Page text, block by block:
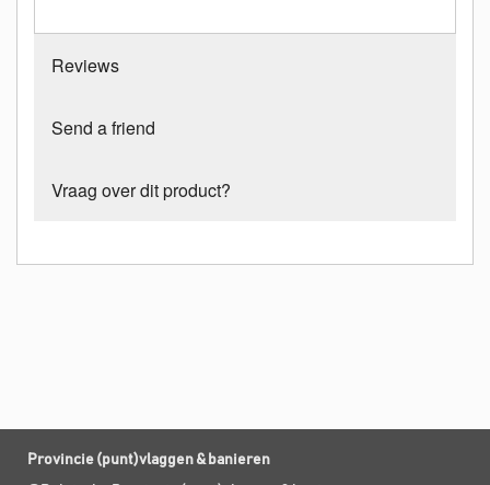
Reviews
Send a friend
Vraag over dit product?
Provincie (punt)vlaggen & banieren